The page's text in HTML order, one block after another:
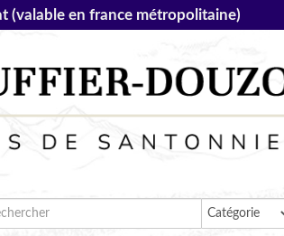
(valable en france métropolitaine)